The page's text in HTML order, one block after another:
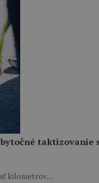
taktizovanie
kilometrov…